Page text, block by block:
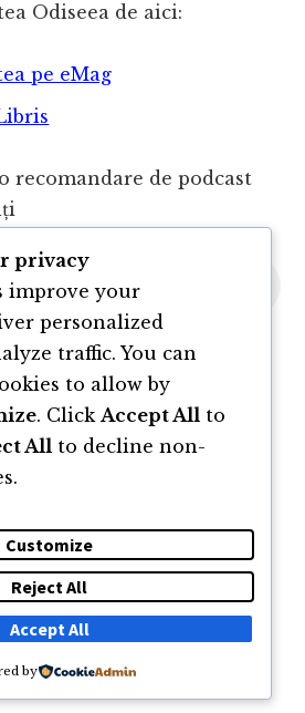
Odiseea de aici:
pe eMag
recomandare de podcast
CĂUTARE CONTACT
REZERVATE FLORIN ROȘOGA
privacy
improve your
personalized
traffic. You can
to allow by
. Click Accept All to
All to decline non-
Customize
Reject All
Accept All
by